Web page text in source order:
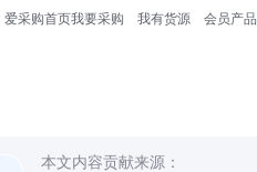
爱采购首页我要采购 我有货源 会员产品
本文内容贡献来源：